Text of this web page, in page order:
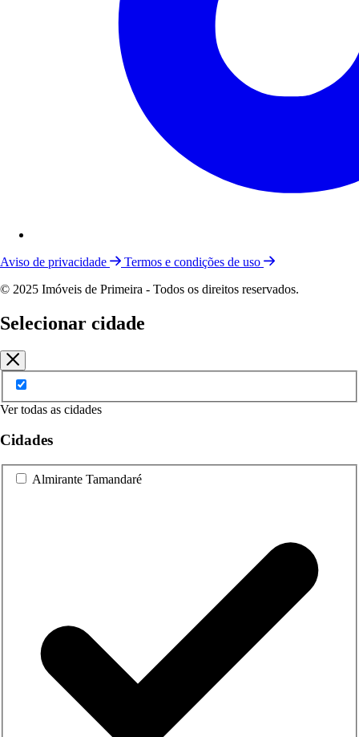
Aviso de privacidade
Termos e condições de uso
© 2025 Imóveis de Primeira - Todos os direitos reservados.
Selecionar cidade
Ver todas as cidades
Cidades
Almirante Tamandaré